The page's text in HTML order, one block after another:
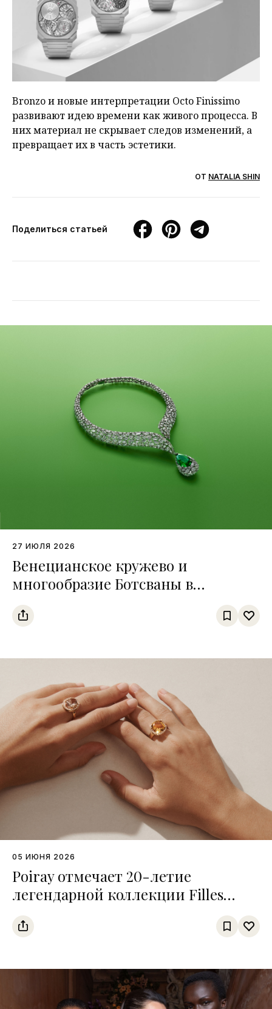
Bronzo и новые интерпретации Octo Finissimo
развивают идею времени как живого процесса. В
них материал не скрывает следов изменений, а
превращает их в часть эстетики.
ОТ NATALIA SHIN
Поделиться статьей
27 ИЮЛЯ 2026
Венецианское кружево и
многообразие Ботсваны в
коллекциях Высокого ювелирного
искусства
05 ИЮНЯ 2026
Poiray отмечает 20-летие
легендарной коллекции Filles
Antik